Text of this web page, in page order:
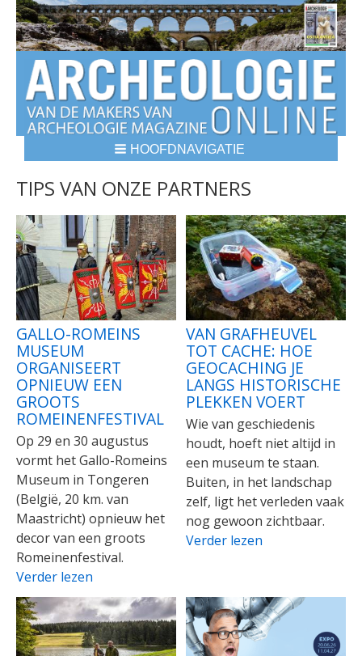
HOOFDNAVIGATIE
TIPS VAN ONZE PARTNERS
GALLO-ROMEINS
MUSEUM
ORGANISEERT
OPNIEUW EEN
GROOTS
ROMEINENFESTIVAL
Op 29 en 30 augustus
vormt het Gallo-Romeins
Museum in Tongeren
(België, 20 km. van
Maastricht) opnieuw het
decor van een groots
Romeinenfestival.
Verder lezen
VAN GRAFHEUVEL
TOT CACHE: HOE
GEOCACHING JE
LANGS HISTORISCHE
PLEKKEN VOERT
Wie van geschiedenis
houdt, hoeft niet altijd in
een museum te staan.
Buiten, in het landschap
zelf, ligt het verleden vaak
nog gewoon zichtbaar.
Verder lezen